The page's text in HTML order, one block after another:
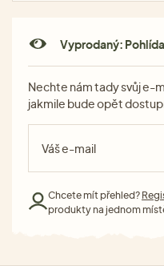
Vyprodaný:
Nechte nám tady svůj e-
jakmile bude opět
Chcete mít přehled?
produkty na jednom